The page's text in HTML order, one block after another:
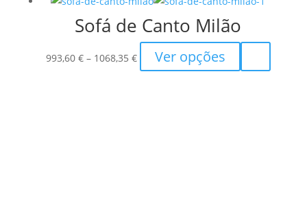
through
768,20 €
multiple
variants.
The
may
Sofá de Canto Milão
993,60 € – 1068,35 €Price
range:
Ver opções
product